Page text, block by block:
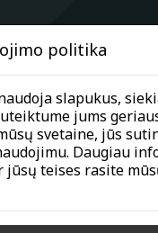
Kaunas
politika
slapukus,
jums
svetaine, jūs
Daugiau
jūsų teises rasite